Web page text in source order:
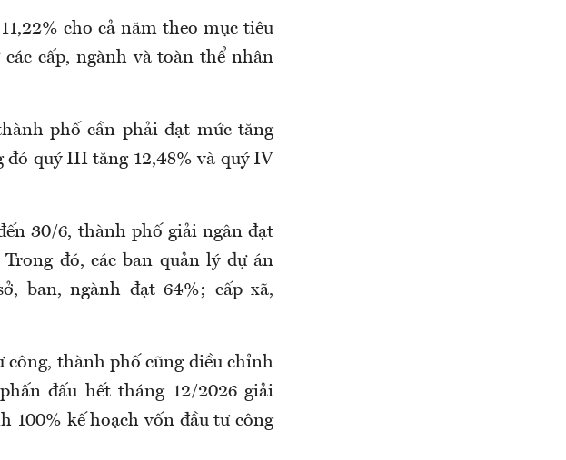
cho cả năm theo mục tiêu
cấp, ngành và toàn thể nhân
phố cần phải đạt mức tăng
quý III tăng 12,48% và quý IV
30/6, thành phố giải ngân đạt
đó, các ban quản lý dự án
ban, ngành đạt 64%; cấp xã,
thành phố cũng điều chỉnh
đấu hết tháng 12/2026 giải
100% kế hoạch vốn đầu tư công